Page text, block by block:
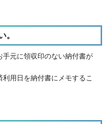
。
手元に領収印のない納付書が
用日を納付書にメモするこ